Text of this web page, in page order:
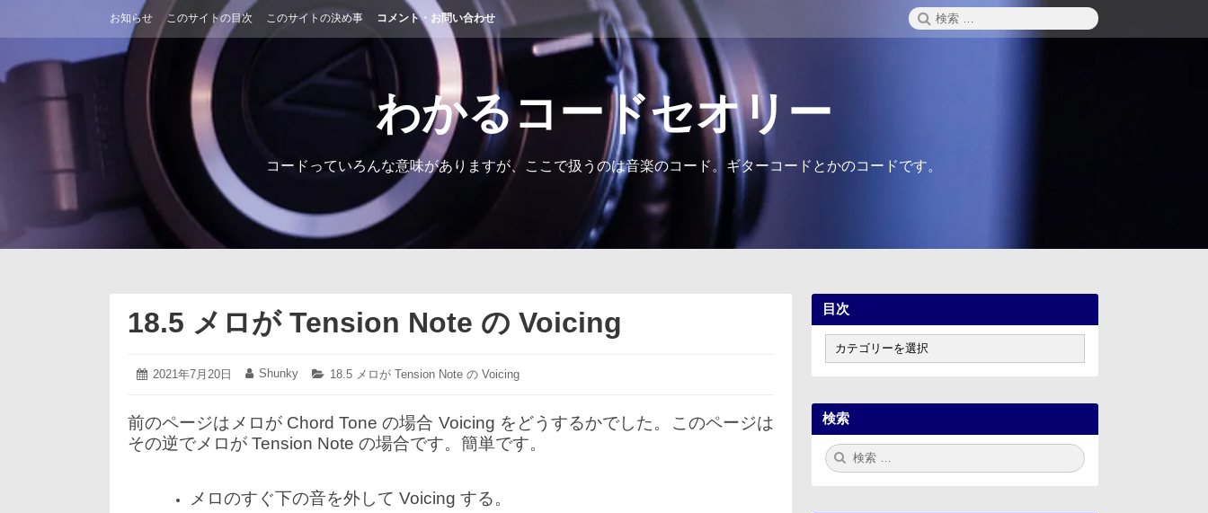
ン
ツ
お知らせ このサイトの目次 このサイトの決め事 コメント・お問い合わせ
検
索:
わかるコードセオリー
コードっていろんな意味がありますが、ここで扱うのは音楽のコード。ギターコードとかのコードです。
18.5 メロが Tension Note の Voicing
投
2021年7月20日
2021
月
20
日
投
Shunky
カ
リ
ー:
18.5 メロが Tension Note の Voicing
前のページはメロが Chord Tone の場合 Voicing をどうするかでした。このページは
その逆でメロが Tension Note の場合です。簡単です。
メロのすぐ下の音を外して Voicing する。
目次
次
検索
検
索: